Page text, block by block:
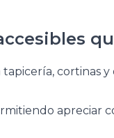
cortinas
apreciar